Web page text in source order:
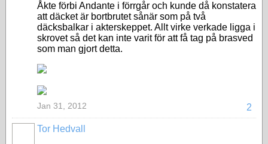
Åkte förbi Andante i förrgår och kunde då konstatera
att däcket är bortbrutet sånär som på två
däcksbalkar i akterskeppet. Allt virke verkade ligga i
skrovet så det kan inte varit för att få tag på brasved
som man gjort detta.
2
Jan 31, 2012
Tor Hedvall